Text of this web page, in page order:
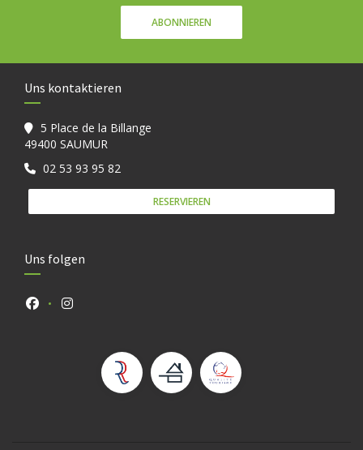
ABONNIEREN
Uns kontaktieren
5 Place de la Billange
49400 SAUMUR
02 53 93 95 82
RESERVIEREN
Uns folgen
Facebook ((öffnet ein neues Fenster))
Instagram ((öffnet ein neues Fenster))